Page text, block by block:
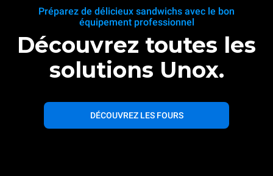
Préparez de délicieux sandwichs avec le bon
équipement professionnel
Découvrez toutes les
solutions Unox.
DÉCOUVREZ LES FOURS